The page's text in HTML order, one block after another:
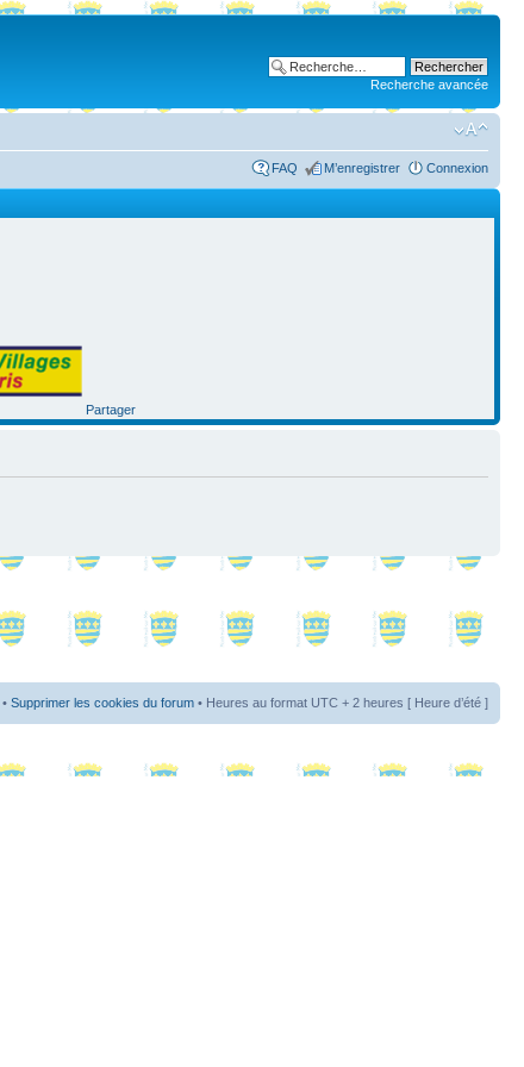
Recherche avancée
FAQ M’enregistrer Connexion
Partager
• Supprimer les cookies du forum • Heures au format UTC + 2 heures [ Heure d’été ]